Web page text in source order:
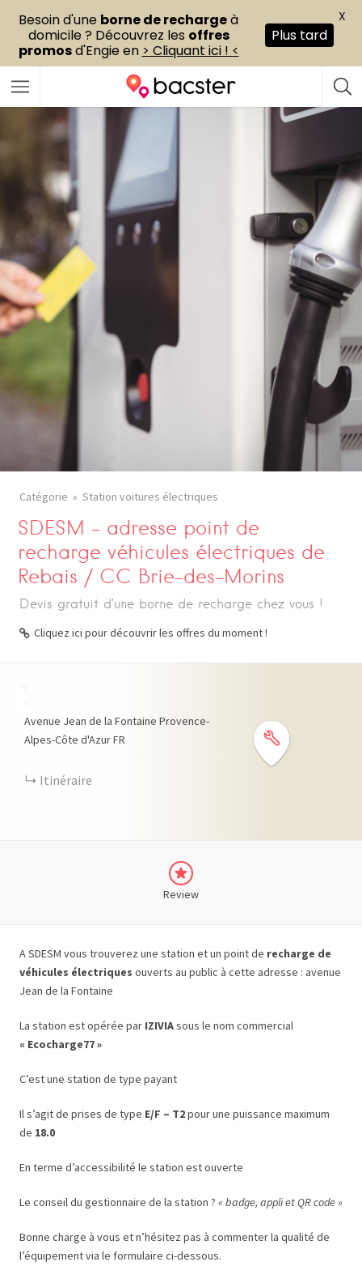
Catégorie Station voitures électriques
SDESM – adresse point de
recharge véhicules électriques de
Rebais / CC Brie-des-Morins
Devis gratuit d’une borne de recharge chez vous !
Cliquez ici pour découvrir les offres du moment !
Avenue Jean de la Fontaine Provence-
Alpes-Côte d'AzurFR
Itinéraire
Review
A SDESM vous trouverez une station et un point de recharge de
véhicules électriques ouverts au public à cette adresse : avenue
Jean de la Fontaine
La station est opérée par IZIVIAsous le nom commercial
« Ecocharge77 »
C’est une station de type payant
Il s’agit de prises de type E/F – T2pour une puissance maximum
de 18.0
En terme d’accessibilité le station est ouverte
Le conseil du gestionnaire de la station ? « badge, appli et QR code »
Bonne charge à vous et n’hésitez pas à commenter la qualité de
l’équipement via le formulaire ci-dessous.
Besoin d'une borne de rechargeà
domicile ? Découvrez les offres
promosd'Engie en > Cliquant ici ! <
Plus tard
X